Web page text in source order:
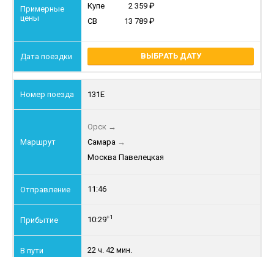
Купе
2 359
СВ
13 789
ВЫБРАТЬ ДАТУ
131Е
Орск →
Самара →
Москва Павелецкая
11:46
10:29+1
22 ч. 42 мин.